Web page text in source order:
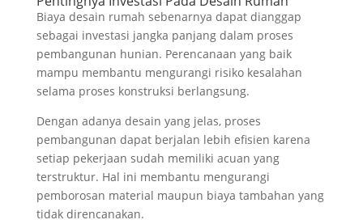
Biaya desain rumah sebenarnya dapat dianggap
sebagai investasi jangka panjang dalam proses
pembangunan hunian. Perencanaan yang baik
mampu membantu mengurangi risiko kesalahan
selama proses konstruksi berlangsung.
Dengan adanya desain yang jelas, proses
pembangunan dapat berjalan lebih efisien karena
setiap pekerjaan sudah memiliki acuan yang
terstruktur. Hal ini membantu mengurangi
pemborosan material maupun biaya tambahan yang
tidak direncanakan.